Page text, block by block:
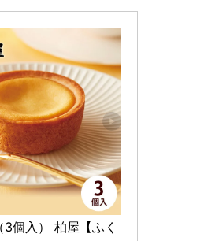
個入） 柏屋【ふく